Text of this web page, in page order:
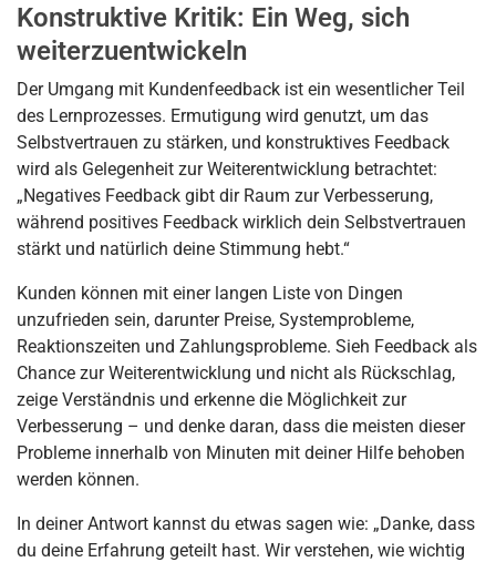
Konstruktive Kritik: Ein Weg, sich
weiterzuentwickeln
Der Umgang mit Kundenfeedback ist ein wesentlicher Teil
des Lernprozesses. Ermutigung wird genutzt, um das
Selbstvertrauen zu stärken, und konstruktives Feedback
wird als Gelegenheit zur Weiterentwicklung betrachtet:
„Negatives Feedback gibt dir Raum zur Verbesserung,
während positives Feedback wirklich dein Selbstvertrauen
stärkt und natürlich deine Stimmung hebt.“
Kunden können mit einer langen Liste von Dingen
unzufrieden sein, darunter Preise, Systemprobleme,
Reaktionszeiten und Zahlungsprobleme. Sieh Feedback als
Chance zur Weiterentwicklung und nicht als Rückschlag,
zeige Verständnis und erkenne die Möglichkeit zur
Verbesserung – und denke daran, dass die meisten dieser
Probleme innerhalb von Minuten mit deiner Hilfe behoben
werden können.
In deiner Antwort kannst du etwas sagen wie: „Danke, dass
du deine Erfahrung geteilt hast. Wir verstehen, wie wichtig